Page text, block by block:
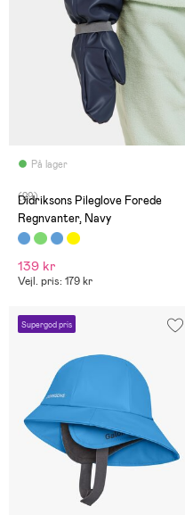
På lager
(29)
Didriksons Pileglove Forede
Regnvanter, Navy
139 kr
Vejl. pris: 179 kr
Supergod pris